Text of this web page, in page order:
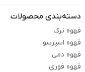
دسته‌بندی محصولات
قهوه ترک
قهوه اسپرسو
قهوه دمی
قهوه فوری